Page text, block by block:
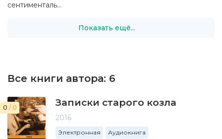
сентименталь...
Показать ещё...
Все книги автора: 6
0 / 0 Записки старого козла
2016
Электронная Аудиокнига